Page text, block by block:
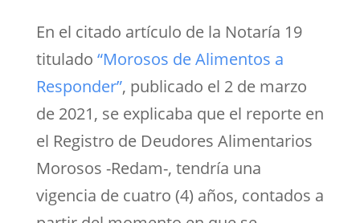
En el citado artículo de la Notaría 19
titulado “Morosos de Alimentos a
Responder”, publicado el 2 de marzo
de 2021, se explicaba que el reporte en
el Registro de Deudores Alimentarios
Morosos -Redam-, tendría una
vigencia de cuatro (4) años, contados a